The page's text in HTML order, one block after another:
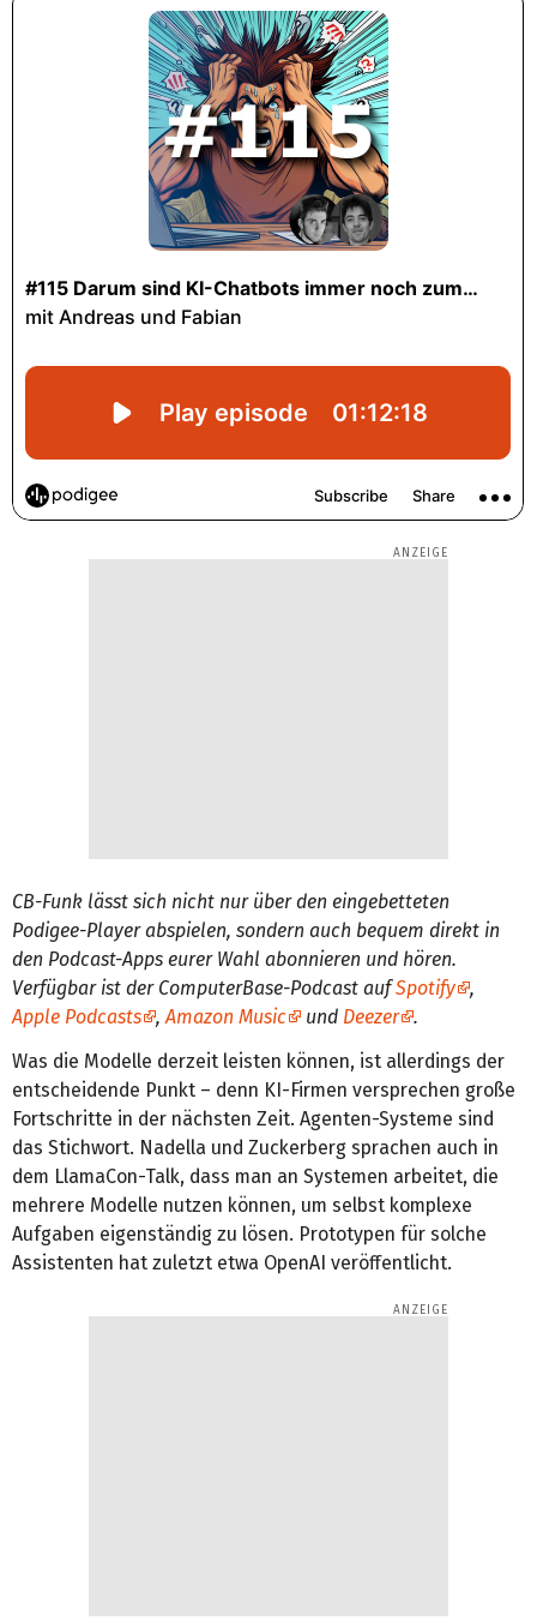
CB-Funk lässt sich nicht nur über den eingebetteten
Podigee-Player abspielen, sondern auch bequem direkt in
den Podcast-Apps eurer Wahl abonnieren und hören.
Verfügbar ist der ComputerBase-Podcast aufSpotify
,
Apple Podcasts
, Amazon Music und Deezer
.
Was die Modelle derzeit leisten können, ist allerdings der
entscheidende Punkt – denn KI-Firmen versprechen große
Fortschritte in der nächsten Zeit. Agenten-Systeme sind
das Stichwort. Nadella und Zuckerberg sprachen auch in
dem LlamaCon-Talk, dass man an Systemen arbeitet, die
mehrere Modelle nutzen können, um selbst komplexe
Aufgaben eigenständig zu lösen. Prototypen für solche
Assistenten hat zuletzt etwa OpenAI veröffentlicht.